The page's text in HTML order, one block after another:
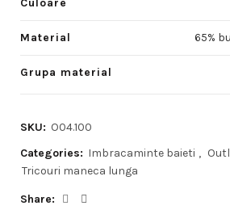
Culoare
Material 65%
Grupa material
SKU: O04.100
Categories: Imbracaminte baieti ,
Tricouri maneca lunga
Share